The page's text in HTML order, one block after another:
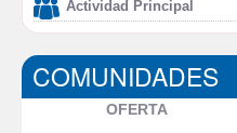
Actividad Principal
COMUNIDADES
OFERTA